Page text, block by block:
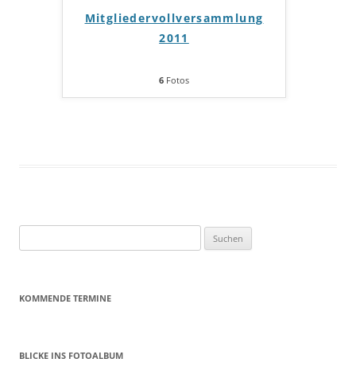
Mitgliedervollversammlung
2011
6 Fotos
nach:
KOMMENDE TERMINE
BLICKE INS FOTOALBUM